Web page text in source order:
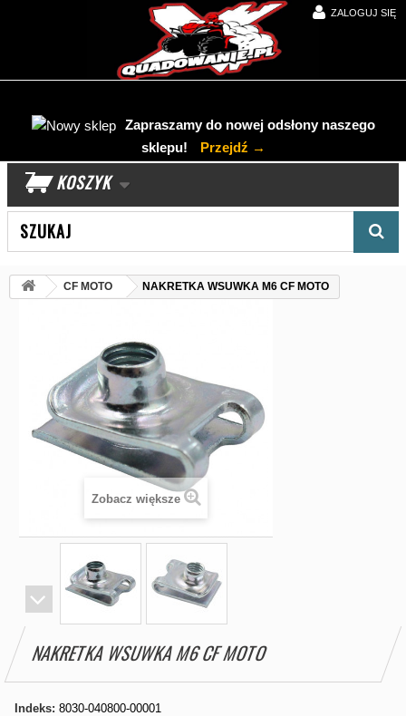
ZALOGUJ SIĘ
Zapraszamy do nowej odsłony naszego
sklepu!
Przejdź →
KOSZYK
CF MOTO NAKRETKA WSUWKA M6 CF MOTO
Zobacz większe
NAKRETKA WSUWKA M6 CF MOTO
Indeks: 8030-040800-00001